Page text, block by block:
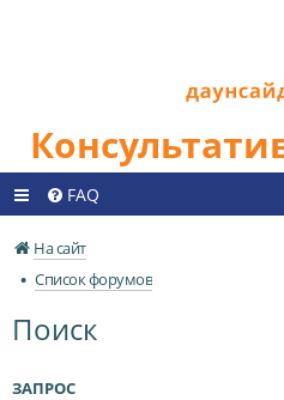
FAQ
На сайт
Список форумов
Поиск
ЗАПРОС